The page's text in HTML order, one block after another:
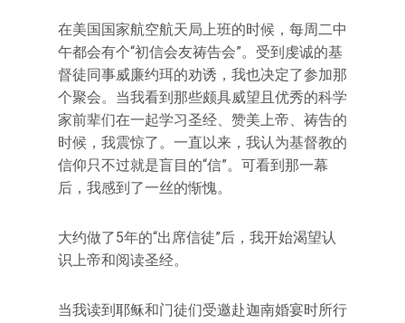
在美国国家航空航天局上班的时候，每周二中
午都会有个“初信会友祷告会”。受到虔诚的基
督徒同事威廉约珥的劝诱，我也决定了参加那
个聚会。当我看到那些颇具威望且优秀的科学
家前辈们在一起学习圣经、赞美上帝、祷告的
时候，我震惊了。一直以来，我认为基督教的
信仰只不过就是盲目的“信”。可看到那一幕
后，我感到了一丝的惭愧。
大约做了5年的“出席信徒”后，我开始渴望认
识上帝和阅读圣经。
当我读到耶稣和门徒们受邀赴迦南婚宴时所行